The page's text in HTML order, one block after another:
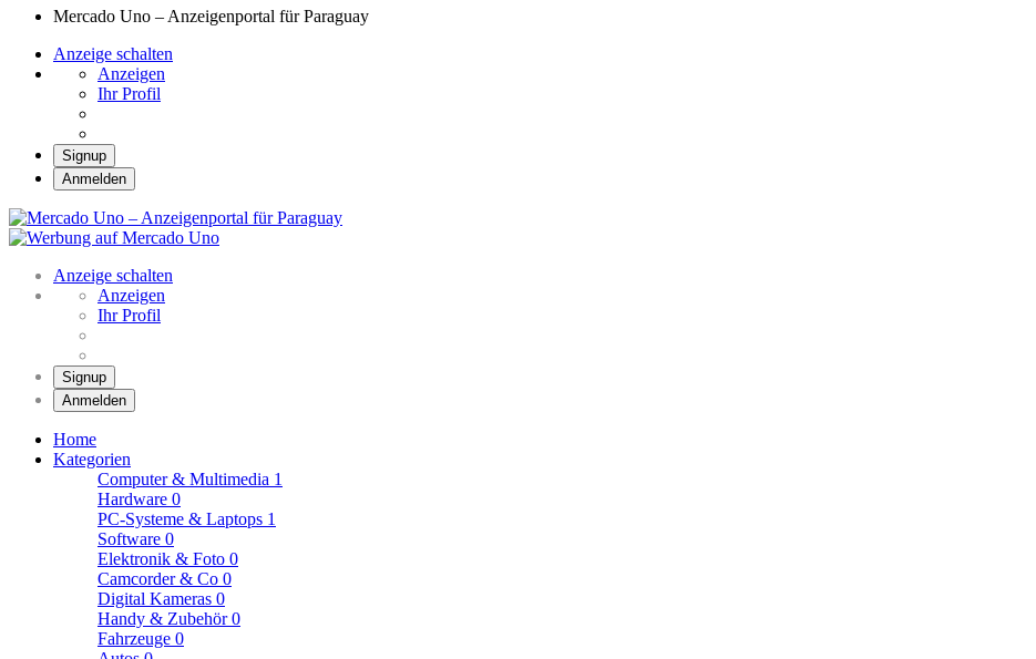
Mercado Uno – Anzeigenportal für Paraguay
Anzeige schalten
Anzeigen
Ihr Profil
Signup
Anmelden
Anzeige schalten
Anzeigen
Ihr Profil
Signup
Anmelden
Home
Kategorien
Computer & Multimedia 1
Hardware 0
PC-Systeme & Laptops 1
Software 0
Elektronik & Foto 0
Camcorder & Co 0
Digital Kameras 0
Handy & Zubehör0
Fahrzeuge 0